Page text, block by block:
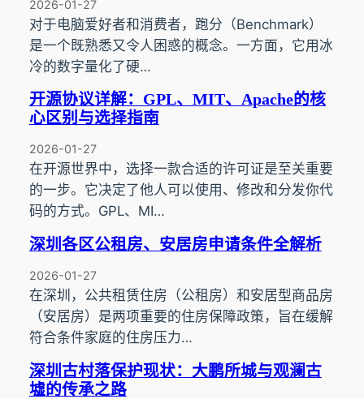
2026-01-27
对于电脑爱好者和消费者，跑分（Benchmark）
是一个既熟悉又令人困惑的概念。一方面，它用冰
冷的数字量化了硬…
开源协议详解：GPL、MIT、Apache的核
心区别与选择指南
2026-01-27
在开源世界中，选择一款合适的许可证是至关重要
的一步。它决定了他人可以使用、修改和分发你代
码的方式。GPL、MI…
深圳各区公租房、安居房申请条件全解析
2026-01-27
在深圳，公共租赁住房（公租房）和安居型商品房
（安居房）是两项重要的住房保障政策，旨在缓解
符合条件家庭的住房压力…
深圳古村落保护现状：大鹏所城与观澜古
墟的传承之路